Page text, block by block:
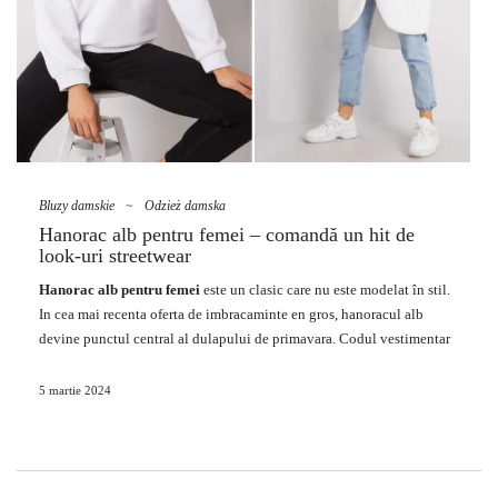
Bluzy damskie ~ Odzież damska
Hanorac alb pentru femei – comandă un hit de
look-uri streetwear
Hanorac alb pentru femei este un clasic care nu este modelat în stil.
In cea mai recenta oferta de imbracaminte en gros, hanoracul alb
devine punctul central al dulapului de primavara. Codul vestimentar
și elegant. Aduceți perspective și lejeritate oricărui dulap, găsiți baza
5 martie 2024